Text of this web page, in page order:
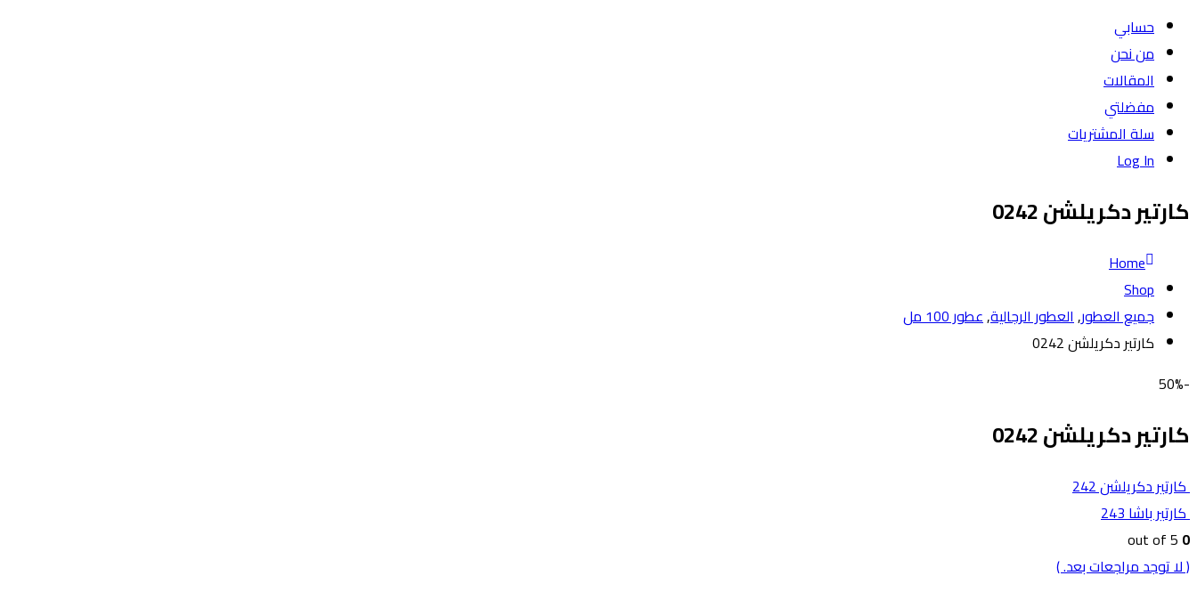
حسابي
من نحن
المقالات
مفضلتي
سلة المشتريات
Log In
كارتير دكريلشن 0242
Home
Shop
جميع العطور,العطور الرجالية,عطور 100 مل
كارتير دكريلشن 0242
-50%
كارتير دكريلشن 0242
كارتير دكريلشن 242
كارتير باشا 243
0
( لا توجد مراجعات بعد. )